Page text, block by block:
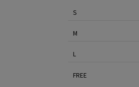
S
M
L
FREE